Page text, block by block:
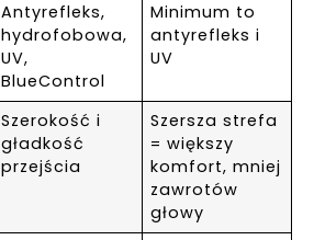
Antyrefleks,
hydrofobowa,
UV,
BlueControl
Minimum to
antyrefleks i
UV
Szerokość i
gładkość
przejścia
Szersza strefa
= większy
komfort, mniej
zawrotów
głowy